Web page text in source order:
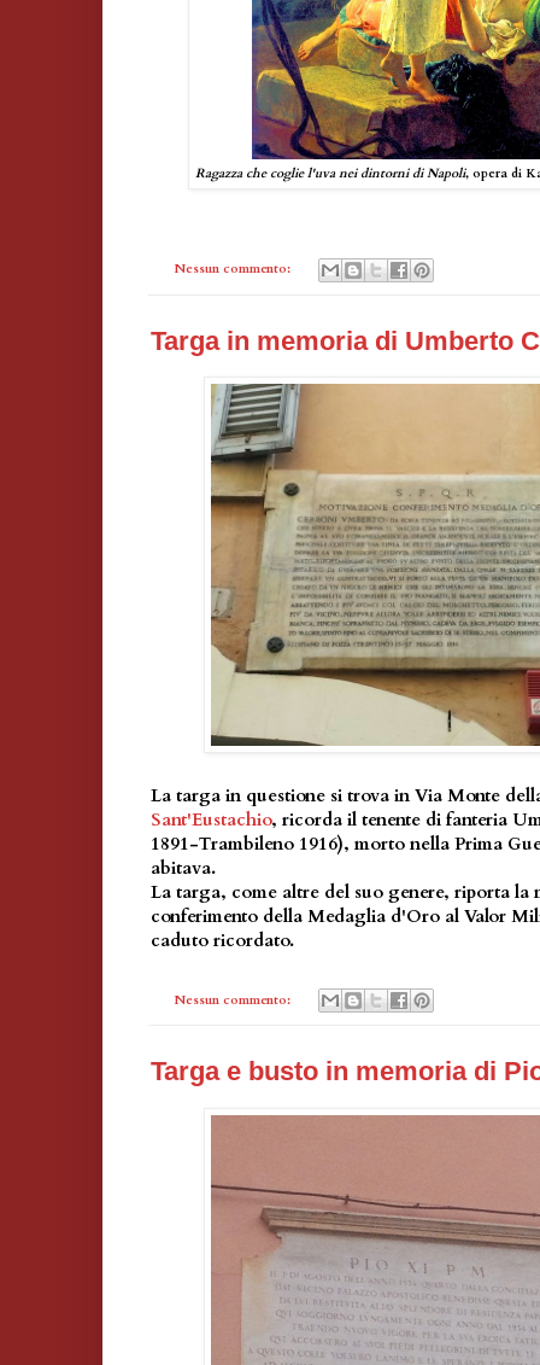
Ragazza che coglie l'uva nei dintorni di Napoli, opera di
Nessun commento:
Targa in memoria di Umberto
La targa in questione si trova in Via Monte
Sant'Eustachio, ricorda il tenente di fanteria
1891-Trambileno 1916), morto nella Prima
abitava.
La targa, come altre del suo genere, riporta la
conferimento della Medaglia d'Oro al Valor
caduto ricordato.
Nessun commento:
Targa e busto in memoria di